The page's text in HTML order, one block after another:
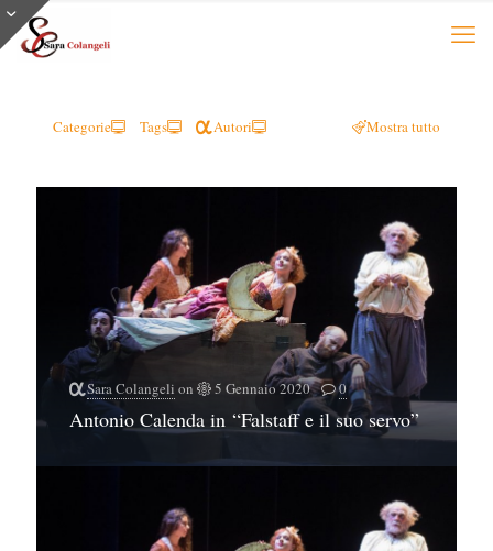
Categorie Tags Autori Mostra tutto
Sara Colangeli on 5 Gennaio 2020 0
Antonio Calenda in “Falstaff e il suo servo”